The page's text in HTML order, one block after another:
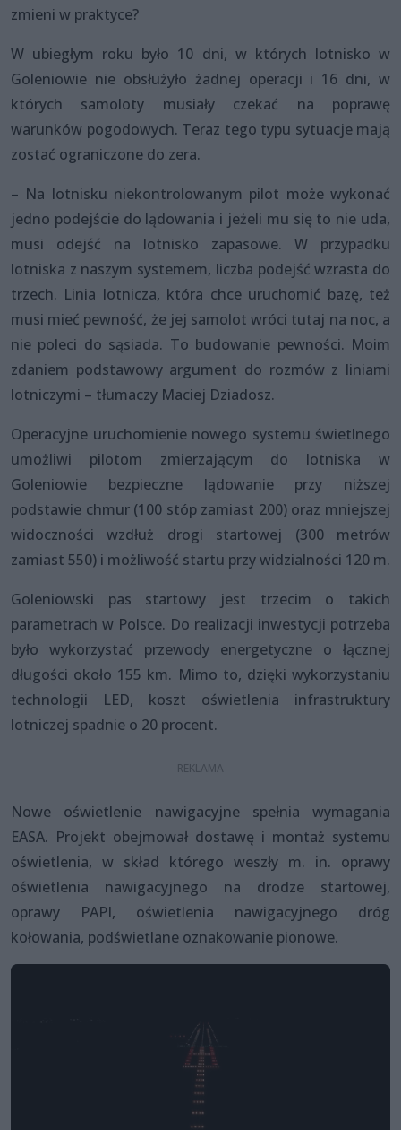
zmieni w praktyce?
W ubiegłym roku było 10 dni, w których lotnisko w
Goleniowie nie obsłużyło żadnej operacji i 16 dni, w
których samoloty musiały czekać na poprawę
warunków pogodowych. Teraz tego typu sytuacje mają
zostać ograniczone do zera.
– Na lotnisku niekontrolowanym pilot może wykonać
jedno podejście do lądowania i jeżeli mu się to nie uda,
musi odejść na lotnisko zapasowe. W przypadku
lotniska z naszym systemem, liczba podejść wzrasta do
trzech. Linia lotnicza, która chce uruchomić bazę, też
musi mieć pewność, że jej samolot wróci tutaj na noc, a
nie poleci do sąsiada. To budowanie pewności. Moim
zdaniem podstawowy argument do rozmów z liniami
lotniczymi – tłumaczy Maciej Dziadosz.
Operacyjne uruchomienie nowego systemu świetlnego
umożliwi pilotom zmierzającym do lotniska w
Goleniowie bezpieczne lądowanie przy niższej
podstawie chmur (100 stóp zamiast 200) oraz mniejszej
widoczności wzdłuż drogi startowej (300 metrów
zamiast 550) i możliwość startu przy widzialności 120 m.
Goleniowski pas startowy jest trzecim o takich
parametrach w Polsce. Do realizacji inwestycji potrzeba
było wykorzystać przewody energetyczne o łącznej
długości około 155 km. Mimo to, dzięki wykorzystaniu
technologii LED, koszt oświetlenia infrastruktury
lotniczej spadnie o 20 procent.
Nowe oświetlenie nawigacyjne spełnia wymagania
EASA. Projekt obejmował dostawę i montaż systemu
oświetlenia, w skład którego weszły m. in. oprawy
oświetlenia nawigacyjnego na drodze startowej,
oprawy PAPI, oświetlenia nawigacyjnego dróg
kołowania, podświetlane oznakowanie pionowe.